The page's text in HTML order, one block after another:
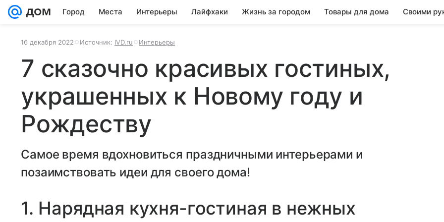
Город Места Интерьеры Лайфхаки Жизнь за городом Товары для дома Своими
16 декабря 2022 Источник: IVD.ru Интерьеры
7 сказочно красивых гостиных,
украшенных к Новому году и
Рождеству
Самое время вдохновиться праздничными интерьерами и
позаимствовать идеи для своего дома!
1. Нарядная кухня-гостиная в нежных